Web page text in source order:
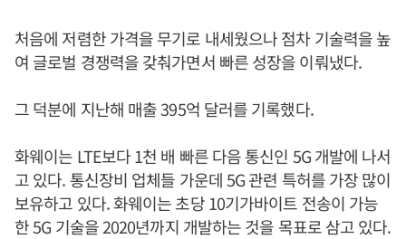
처음에 저렴한 가격을 무기로 내세웠으나 점차 기술력을 높
여 글로벌 경쟁력을 갖춰가면서 빠른 성장을 이뤄냈다.
그 덕분에 지난해 매출 395억 달러를 기록했다.
화웨이는 LTE보다 1천 배 빠른 다음 통신인 5G 개발에 나서
고 있다. 통신장비 업체들 가운데 5G 관련 특허를 가장 많이
보유하고 있다. 화웨이는 초당 10기가바이트 전송이 가능
한 5G 기술을 2020년까지 개발하는 것을 목표로 삼고 있다.